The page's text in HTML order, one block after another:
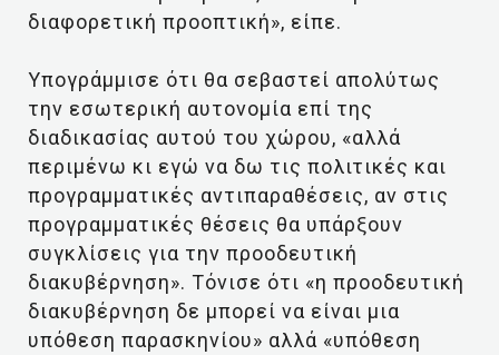
διαφορετική προοπτική», είπε.
Υπογράμμισε ότι θα σεβαστεί απολύτως
την εσωτερική αυτονομία επί της
διαδικασίας αυτού του χώρου, «αλλά
περιμένω κι εγώ να δω τις πολιτικές και
προγραμματικές αντιπαραθέσεις, αν στις
προγραμματικές θέσεις θα υπάρξουν
συγκλίσεις για την προοδευτική
διακυβέρνηση». Τόνισε ότι «η προοδευτική
διακυβέρνηση δε μπορεί να είναι μια
υπόθεση παρασκηνίου» αλλά «υπόθεση